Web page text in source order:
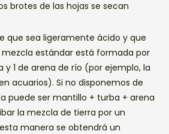
brotes de las hojas se secan
que sea ligeramente ácido y que
mezcla estándar está formada por
1 de arena de río (por ejemplo, la
acuarios). Si no disponemos de
puede ser mantillo + turba + arena
la mezcla de tierra por un
manera se obtendrá un